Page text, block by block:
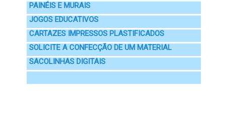
PAINÉIS E MURAIS
JOGOS EDUCATIVOS
CARTAZES IMPRESSOS PLASTIFICADOS
SOLICITE A CONFECÇÃO DE UM MATERIAL
SACOLINHAS DIGITAIS